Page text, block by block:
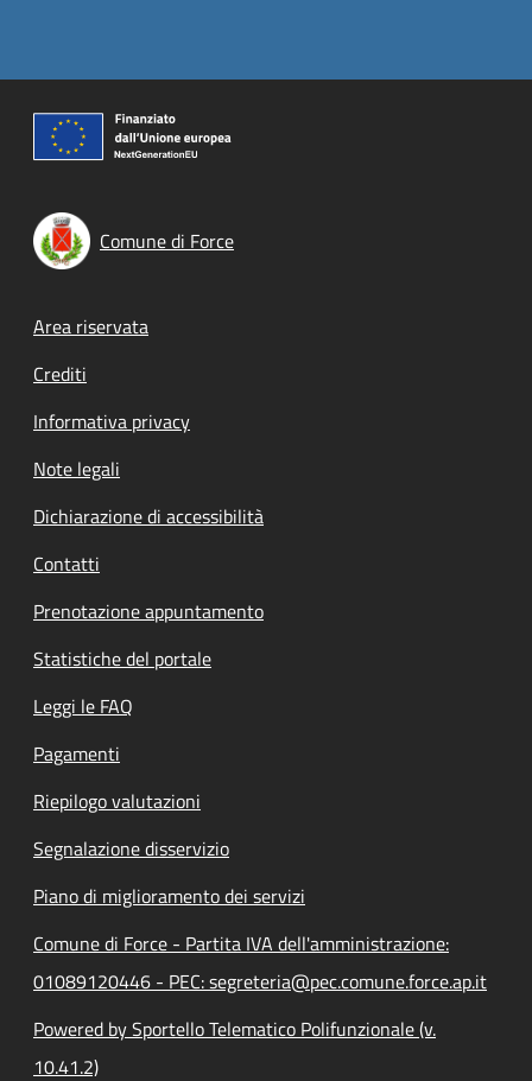
Comune di Force
Footer menu
Area riservata
Crediti
Informativa privacy
Note legali
Dichiarazione di accessibilità
Contatti
Prenotazione appuntamento
Statistiche del portale
Leggi le FAQ
Pagamenti
Riepilogo valutazioni
Segnalazione disservizio
Piano di miglioramento dei servizi
Comune di Force - Partita IVA dell'amministrazione:
01089120446 - PEC: segreteria@pec.comune.force.ap.it
Powered by Sportello Telematico Polifunzionale (v.
10.41.2)